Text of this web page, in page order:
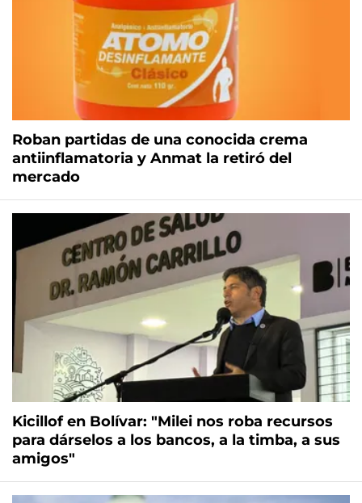
Roban partidas de una conocida crema
antiinflamatoria y Anmat la retiró del
mercado
Kicillof en Bolívar: "Milei nos roba recursos
para dárselos a los bancos, a la timba, a sus
amigos"